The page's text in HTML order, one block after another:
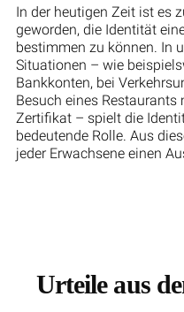
In der heutigen Zeit ist es
geworden, die Identität
bestimmen zu können. In
Situationen – wie
Bankkonten, bei
Besuch eines Restaurants
Zertifikat – spielt die
bedeutende Rolle. Aus
jeder Erwachsene einen
Urteile aus